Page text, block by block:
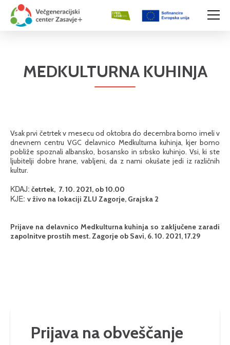
MEDKULTURNA KUHINJA
Vsak prvi četrtek v mesecu od oktobra do decembra bomo imeli v
dnevnem centru VGC delavnico Medkulturna kuhinja, kjer bomo
pobliže spoznali albansko, bosansko in srbsko kuhinjo. Vsi, ki ste
ljubitelji dobre hrane, vabljeni, da z nami okušate jedi iz različnih
kultur.
KDAJ: četrtek, 7. 10. 2021, ob 10.00
KJE: v živo na lokaciji ZLU Zagorje, Grajska 2
Prijave na delavnico Medkulturna kuhinja so zaključene zaradi
zapolnitve prostih mest. Zagorje ob Savi, 6. 10. 2021, 17.29
Prijava na obveščanje